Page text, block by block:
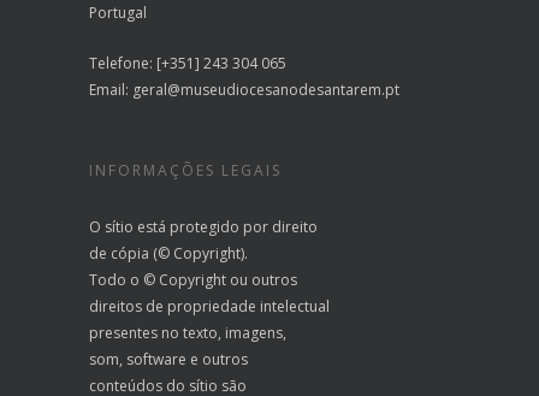
Portugal
Telefone: [+351] 243 304 065
Email: geral@museudiocesanodesantarem.pt
INFORMAÇÕES LEGAIS
O sítio está protegido por direito
de cópia (© Copyright).
Todo o © Copyright ou outros
direitos de propriedade intelectual
presentes no texto, imagens,
som, software e outros
conteúdos do sítio são